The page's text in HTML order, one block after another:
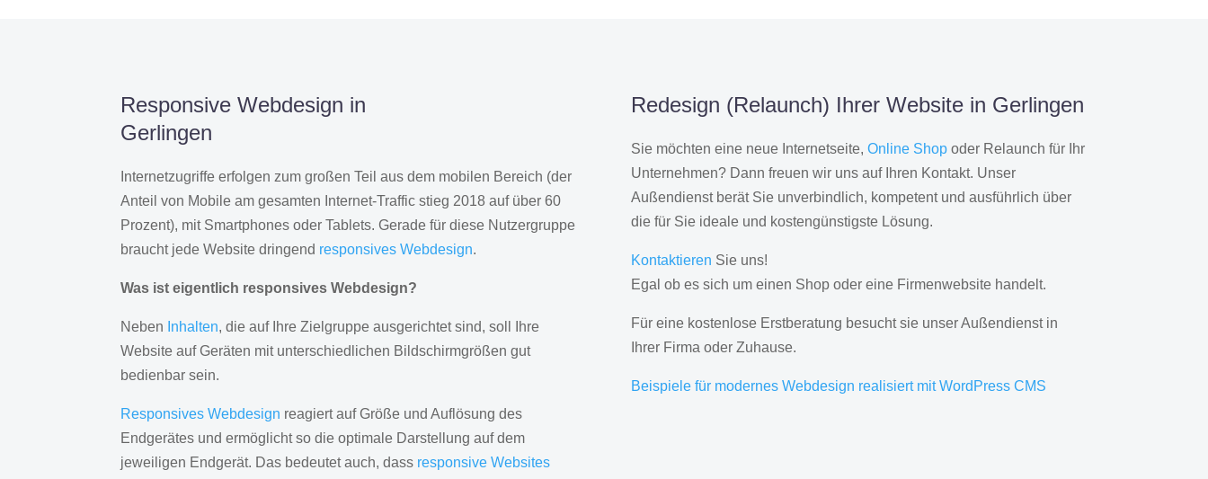
Responsive Webdesign in
Gerlingen
Internetzugriffe erfolgen zum großen Teil aus dem mobilen Bereich (der
Anteil von Mobile am gesamten Internet-Traffic stieg 2018 auf über 60
Prozent), mit Smartphones oder Tablets. Gerade für diese Nutzergruppe
braucht jede Website dringend responsives Webdesign.
Was ist eigentlich responsives Webdesign?
Neben Inhalten, die auf Ihre Zielgruppe ausgerichtet sind, soll Ihre
Website auf Geräten mit unterschiedlichen Bildschirmgrößen gut
bedienbar sein.
Responsives Webdesign reagiert auf Größe und Auflösung des
Endgerätes und ermöglicht so die optimale Darstellung auf dem
jeweiligen Endgerät. Das bedeutet auch, dass responsive Websites
Redesign (Relaunch) Ihrer Website in Gerlingen
Sie möchten eine neue Internetseite, Online Shopoder Relaunch für Ihr
Unternehmen? Dann freuen wir uns auf Ihren Kontakt. Unser
Außendienst berät Sie unverbindlich, kompetent und ausführlich über
die für Sie ideale und kostengünstigste Lösung.
Kontaktieren Sie uns!
Egal ob es sich um einen Shop oder eine Firmenwebsite handelt.
Für eine kostenlose Erstberatung besucht sie unser Außendienst in
Ihrer Firma oder Zuhause.
Beispiele für modernes Webdesign realisiert mit WordPress CMS